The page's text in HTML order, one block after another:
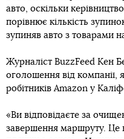
авто, оскільки
порівнює кількість
зупиняв авто з товарами
Журналіст BuzzFeed Кен
оголошення від компанії,
робітників Amazon у
«Ви відповідаєте за
завершення маршруту. Це